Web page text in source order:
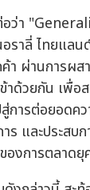
อว่า
ราลี่ ไทยแลน
า ผ่านการผส
ข้าด้วยกัน เพื่
การต่อยอดค
ร และประสบ
องการตลาดยุ